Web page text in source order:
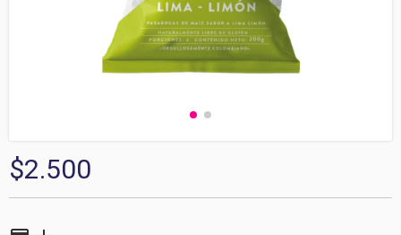
$2.500